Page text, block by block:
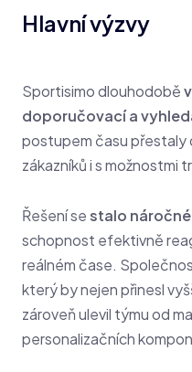
Hlavní výzvy
Sportisimo dlouhodobě
doporučovací a
postupem času přestaly
zákazníků i s možnostmi
Řešení sestalo
schopnost efektivně
reálném čase.
který by nejen přinesl
zároveň ulevil týmu od
personalizačních